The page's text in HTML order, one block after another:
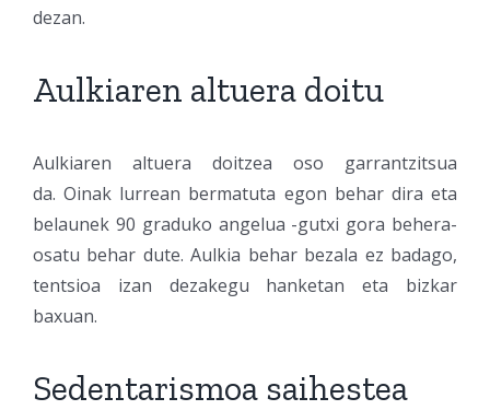
dezan.
Aulkiaren altuera doitu
Aulkiaren altuera doitzea oso garrantzitsua
da.Oinak lurrean bermatuta egon behar dira eta
belaunek 90 graduko angelua -gutxi gora behera-
osatu behar dute. Aulkia behar bezala ez badago,
tentsioa izan dezakegu hanketan eta bizkar
baxuan.
Sedentarismoa saihestea